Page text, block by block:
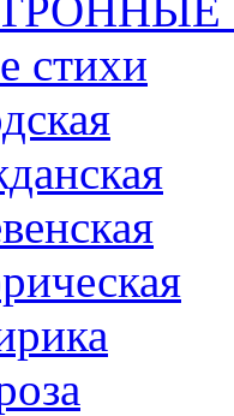
стихи